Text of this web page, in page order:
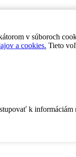
v súboroch
a cookies. Tieto
k informáciám